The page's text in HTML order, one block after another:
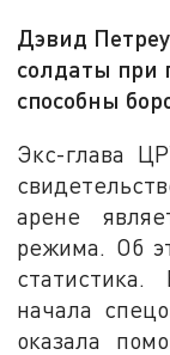
Дэвид
солдаты при
способны
Экс-глава
арене
режима. Об
начала
оказала